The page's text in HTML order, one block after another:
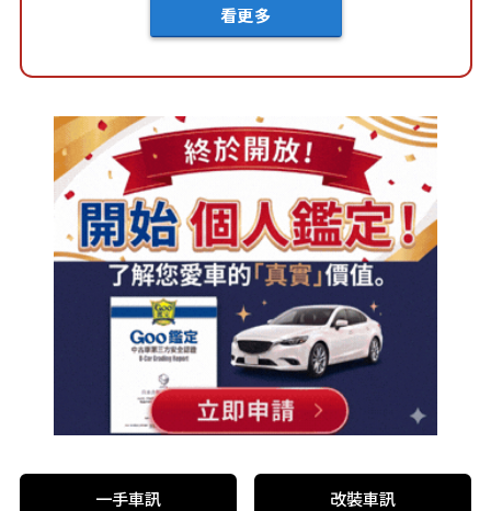
看更多
一手車訊 改裝車訊